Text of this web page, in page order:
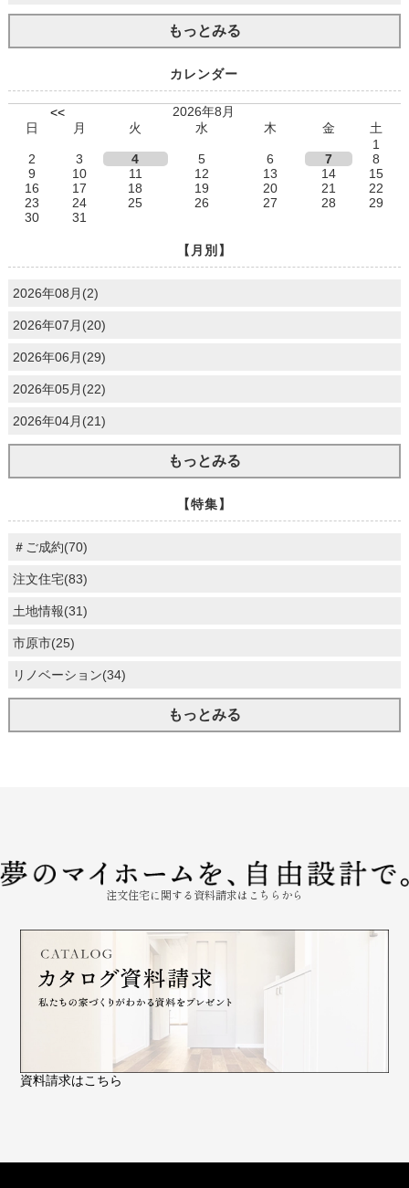
もっとみる
カレンダー
<<
2026年8月
日
月 火 水 木 金
土
1
2
3 4 5 6 7
8
9
10 11 12 13 14
15
16
17 18 19 20 21
22
23
24 25 26 27 28
29
30
31
【月別】
2026年08月(2)
2026年07月(20)
2026年06月(29)
2026年05月(22)
2026年04月(21)
もっとみる
【特集】
＃ご成約(70)
注文住宅(83)
土地情報(31)
市原市(25)
リノベーション(34)
もっとみる
注文住宅に関する資料請求はこちらから
資料請求はこちら